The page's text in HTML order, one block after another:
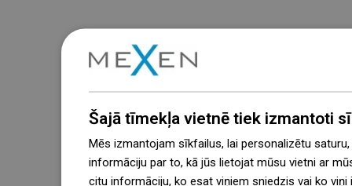
Šajā tīmekļa vietnē tiek izmantoti
Mēs izmantojam sīkfailus, lai personalizētu
informāciju par to, kā jūs lietojat mūsu vietni ar
citu informāciju, ko esat viņiem sniedzis vai ko